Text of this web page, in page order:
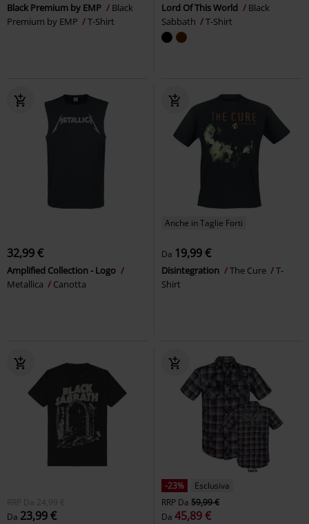
Black Premium by EMP
Black
Premium by EMP
T-Shirt
Lord Of This World
Black
Sabbath
T-Shirt
32,99 €
Amplified Collection - Logo
Metallica
Canotta
Anche in Taglie Forti
Da 19,99 €
Disintegration The Cure
T-
Shirt
RRP Da 24,99 €
Da 23,99 €
-23%
Esclusiva
RRP Da 59,99 €
Da 45,89 €